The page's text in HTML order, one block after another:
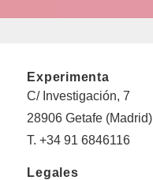
Experimenta
C/ Investigación, 7
28906 Getafe (Madrid)
T. +34 91 6846116
Legales